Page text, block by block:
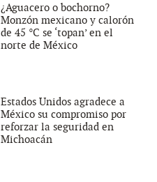
¿Aguacero o bochorno?
Monzón mexicano y calorón
de 45 °C se ‘topan’ en el
norte de México
Estados Unidos agradece a
México su compromiso por
reforzar la seguridad en
Michoacán